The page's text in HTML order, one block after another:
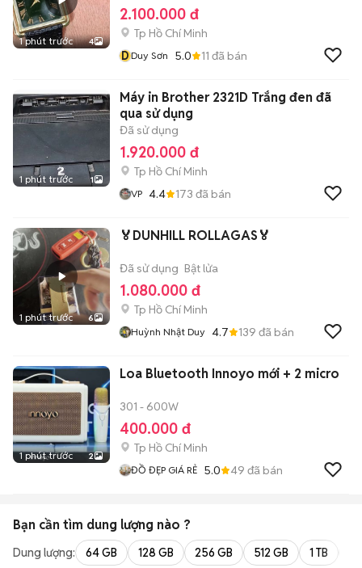
1 phút trước 4
2.100.000 đ
Tp Hồ Chí Minh
DDuy Sơn 5.0 11 đã bán
1 phút trước 1
Máy in Brother 2321D Trắng đen đã
qua sử dụng
Đã sử dụng
1.920.000 đ
Tp Hồ Chí Minh
VP 4.4 173 đã bán
1 phút trước 6
🏅DUNHILL ROLLAGAS🏅
Đã sử dụng Bật lửa
1.080.000 đ
Tp Hồ Chí Minh
Huỳnh Nhật Duy 4.7 139 đã bán
1 phút trước 2
Loa Bluetooth Innoyo mới + 2 micro
301 - 600W
400.000 đ
Tp Hồ Chí Minh
ĐỒ ĐẸP GIÁ RẺ 5.0 49 đã bán
Bạn cần tìm dung lượng nào ?
Dung lượng: 64 GB 128 GB 256 GB 512 GB 1 TB